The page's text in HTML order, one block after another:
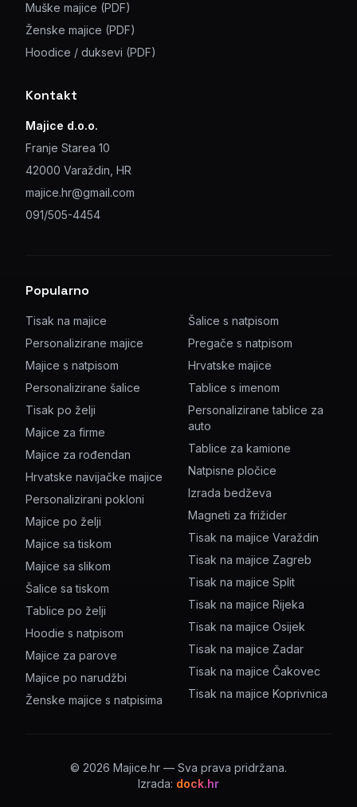
Muške majice (PDF)
Ženske majice (PDF)
Hoodice / duksevi (PDF)
Kontakt
Majice d.o.o.
Franje Starea 10
42000 Varaždin, HR
majice.hr@gmail.com
091/505-4454
Popularno
Tisak na majice
Personalizirane majice
Majice s natpisom
Personalizirane šalice
Tisak po želji
Majice za firme
Majice za rođendan
Hrvatske navijačke majice
Personalizirani pokloni
Majice po želji
Majice sa tiskom
Majice sa slikom
Šalice sa tiskom
Tablice po želji
Hoodie s natpisom
Majice za parove
Majice po narudžbi
Ženske majice s natpisima
Šalice s natpisom
Pregače s natpisom
Hrvatske majice
Tablice s imenom
Personalizirane tablice za
auto
Tablice za kamione
Natpisne pločice
Izrada bedževa
Magneti za frižider
Tisak na majice Varaždin
Tisak na majice Zagreb
Tisak na majice Split
Tisak na majice Rijeka
Tisak na majice Osijek
Tisak na majice Zadar
Tisak na majice Čakovec
Tisak na majice Koprivnica
© 2026 Majice.hr — Sva prava pridržana.
Izrada: dock.hr